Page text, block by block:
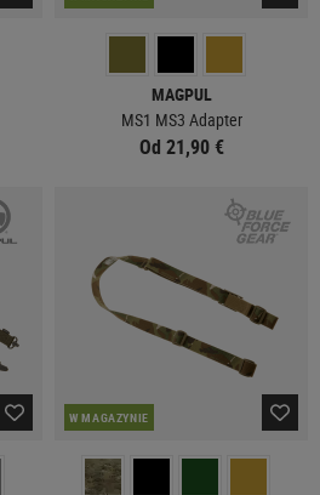
MAGPUL
MS1 MS3 Adapter
Od 21,90 €
W MAGAZYNIE